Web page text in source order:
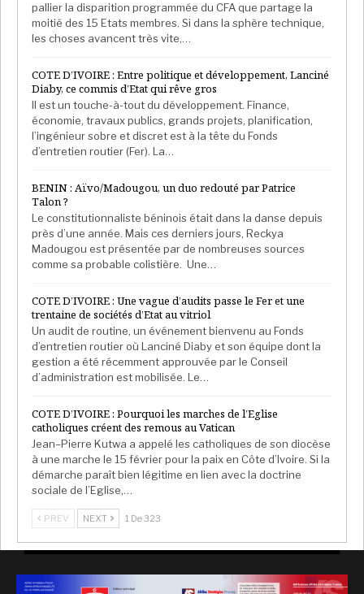
pallier la disparition programmée du CFA que partage la
moitié des 15 Etats membres. Si dans la sphère technique,
les choses avancent très vite,…
COTE D’IVOIRE : Entre politique et développement, Lanciné
Diaby, ce commis d’Etat qui rêve gros
Il est un touche-à-tout du développement. Finance,
économie, travaux publics, grands projets, planification,
l’ingénieur sobre et discret est à la tête du Fonds
d’entretien routier (Fer). La…
BENIN : Aïvo/Madougou, un duo redouté par Patrice
Talon ?
Le constitutionnaliste béninois était dans la danse depuis
près d’une année. Mais ces derniers jours, Reckya
Madougou est présentée par de nombreuses sources
comme sa probable colistière. Une…
COTE D’IVOIRE : Une vague d’audits passe le Fer et une
trentaine de sociétés d’Etat au vitriol
Un audit de routine, un événement bienvenu au Fonds
d’entretien routier où Lanciné Diaby et son équipe dont la
gestion a été récemment approuvée par le Conseil
d’administration est mobilisée. Le…
COTE D’IVOIRE : Pourquoi les marches de l’Eglise
catholiques créent des remous au Vatican
Jean–Pierre Kutwa a appelé les catholiques de son diocèse
à une marche le 15 février pour la paix en Côte d’Ivoire. Si la
démarche paraît bien légitime en lien avec la doctrine
sociale de l’Eglise,…
PREV NEXT 1 De 323